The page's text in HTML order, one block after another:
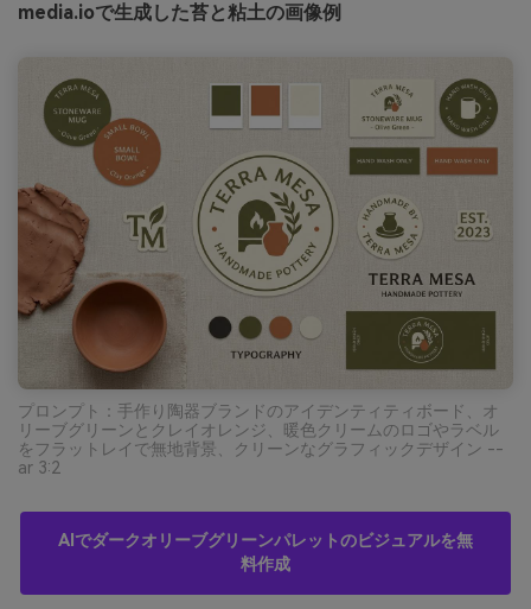
media.ioで生成した苔と粘土の画像例
プロンプト：手作り陶器ブランドのアイデンティティボード、オ
リーブグリーンとクレイオレンジ、暖色クリームのロゴやラベル
をフラットレイで無地背景、クリーンなグラフィックデザイン --
ar 3:2
AIでダークオリーブグリーンパレットのビジュアルを無
料作成